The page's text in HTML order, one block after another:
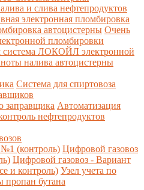
и слива нефтепродуктов
электронная пломбировка
автоцистерны Очень
пломбировки
система ЛОКОЙЛ электронной
налива автоцистерны
Система для спиртовоза
заправщика Автоматизация
нефтепродуктов
(контроль) Цифровой газовоз
Цифровой газовоз - Вариант
и контроль) Узел учета по
пропан бутана